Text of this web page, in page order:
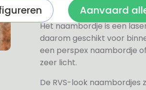
wit, grijs, zwart en mat
Het naambordje is een
daarom geschikt voor
een perspex naambordje
zeer licht.
De RVS-look
Aanvaard